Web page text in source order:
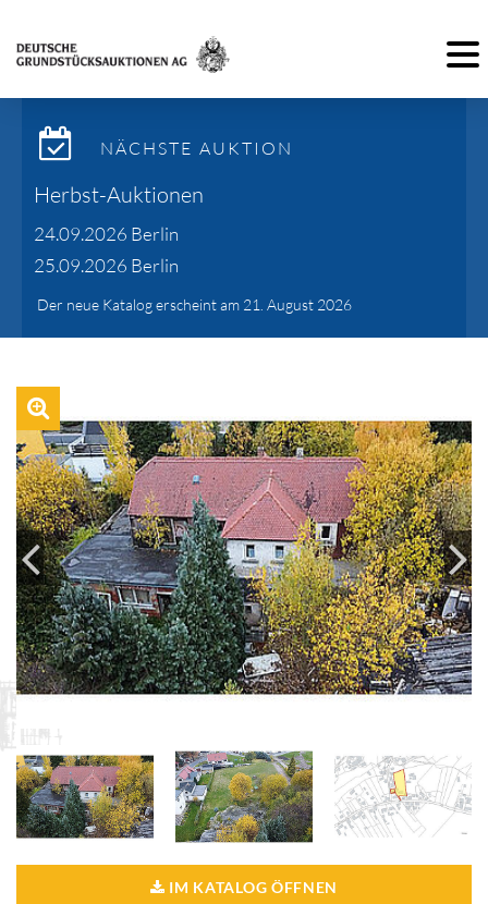
NÄCHSTE AUKTION
Herbst-Auktionen
24.09.2026 Berlin
25.09.2026 Berlin
Der neue Katalog erscheint am 21. August 2026
IM KATALOG ÖFFNEN